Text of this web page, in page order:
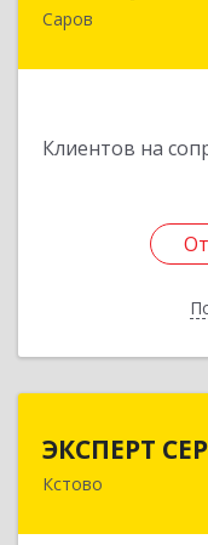
Саров
Клиентов на
ЭКСПЕРТ
Кстово